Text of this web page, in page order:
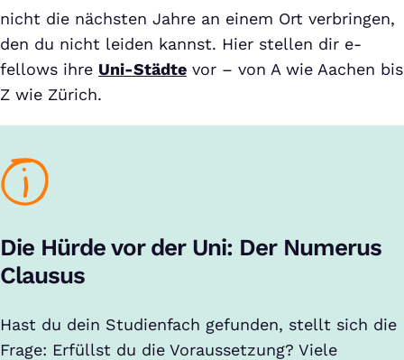
nicht die nächsten Jahre an einem Ort verbringen,
den du nicht leiden kannst. Hier stellen dir e-
fellows ihre Uni-Städte vor – von A wie Aachen bis
Z wie Zürich.
Die Hürde vor der Uni: Der Numerus
Clausus
Hast du dein Studienfach gefunden, stellt sich die
Frage: Erfüllst du die Voraussetzung? Viele